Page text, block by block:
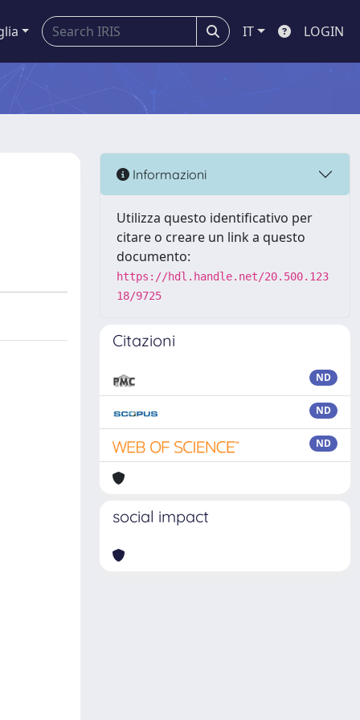
IT LOGIN
Informazioni
Utilizza questo identificativo per
citare o creare un link a questo
documento:
https://hdl.handle.net/20.500.123
18/9725
Citazioni
ND
ND
ND
social impact